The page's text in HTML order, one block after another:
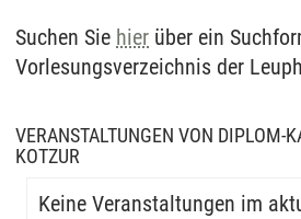
Suchen Sie hier über ein
Vorlesungsverzeichnis der
VERANSTALTUNGEN VON DIPLOM-
KOTZUR
Keine Veranstaltungen im